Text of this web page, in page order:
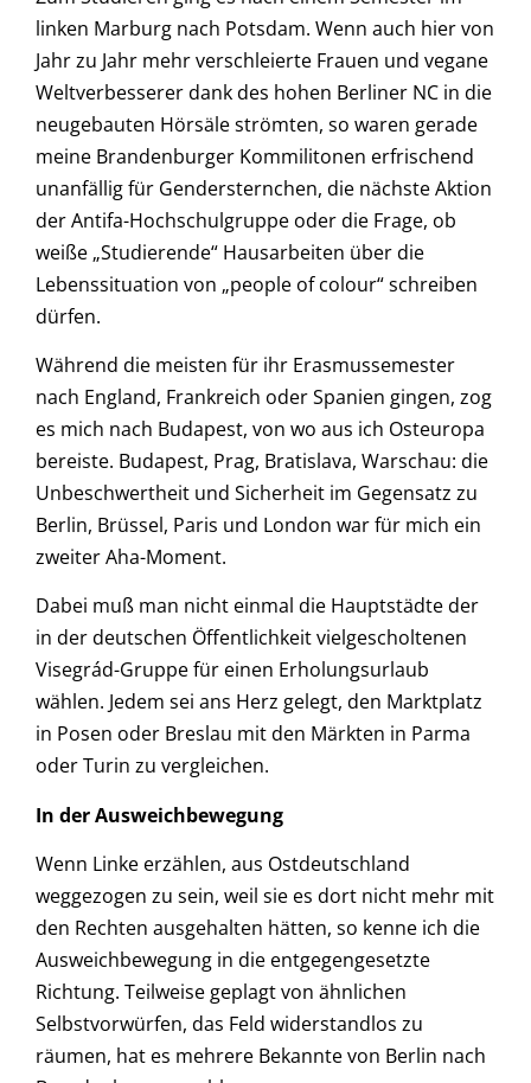
linken Marburg nach Potsdam. Wenn auch hier von
Jahr zu Jahr mehr verschleierte Frauen und vegane
Weltverbesserer dank des hohen Berliner NC in die
neugebauten Hörsäle strömten, so waren gerade
meine Brandenburger Kommilitonen erfrischend
unanfällig für Gendersternchen, die nächste Aktion
der Antifa-Hochschulgruppe oder die Frage, ob
weiße „Studierende“ Hausarbeiten über die
Lebenssituation von „people of colour“ schreiben
dürfen.
Während die meisten für ihr Erasmussemester
nach England, Frankreich oder Spanien gingen, zog
es mich nach Budapest, von wo aus ich Osteuropa
bereiste. Budapest, Prag, Bratislava, Warschau: die
Unbeschwertheit und Sicherheit im Gegensatz zu
Berlin, Brüssel, Paris und London war für mich ein
zweiter Aha-Moment.
Dabei muß man nicht einmal die Hauptstädte der
in der deutschen Öffentlichkeit vielgescholtenen
Visegrád-Gruppe für einen Erholungsurlaub
wählen. Jedem sei ans Herz gelegt, den Marktplatz
in Posen oder Breslau mit den Märkten in Parma
oder Turin zu vergleichen.
In der Ausweichbewegung
Wenn Linke erzählen, aus Ostdeutschland
weggezogen zu sein, weil sie es dort nicht mehr mit
den Rechten ausgehalten hätten, so kenne ich die
Ausweichbewegung in die entgegengesetzte
Richtung. Teilweise geplagt von ähnlichen
Selbstvorwürfen, das Feld widerstandlos zu
räumen, hat es mehrere Bekannte von Berlin nach